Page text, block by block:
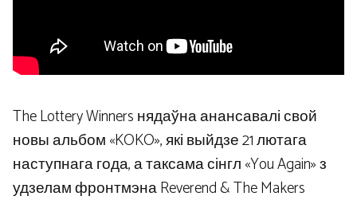
The Lottery Winners нядаўна анансавалі свой
новы альбом «KOKO», які выйдзе 21 лютага
наступнага года, а таксама сінгл «You Again» з
удзелам фронтмэна Reverend & The Makers